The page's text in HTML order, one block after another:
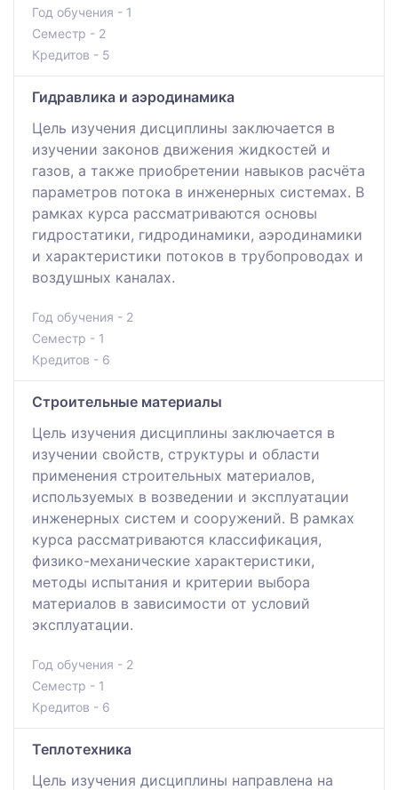
Год обучения - 1
Семестр - 2
Кредитов - 5
Гидравлика и аэродинамика
Цель изучения дисциплины заключается в
изучении законов движения жидкостей и
газов, а также приобретении навыков расчёта
параметров потока в инженерных системах. В
рамках курса рассматриваются основы
гидростатики, гидродинамики, аэродинамики
и характеристики потоков в трубопроводах и
воздушных каналах.
Год обучения - 2
Семестр - 1
Кредитов - 6
Cтроительные материалы
Цель изучения дисциплины заключается в
изучении свойств, структуры и области
применения строительных материалов,
используемых в возведении и эксплуатации
инженерных систем и сооружений. В рамках
курса рассматриваются классификация,
физико-механические характеристики,
методы испытания и критерии выбора
материалов в зависимости от условий
эксплуатации.
Год обучения - 2
Семестр - 1
Кредитов - 6
Теплотехника
Цель изучения дисциплины направлена на